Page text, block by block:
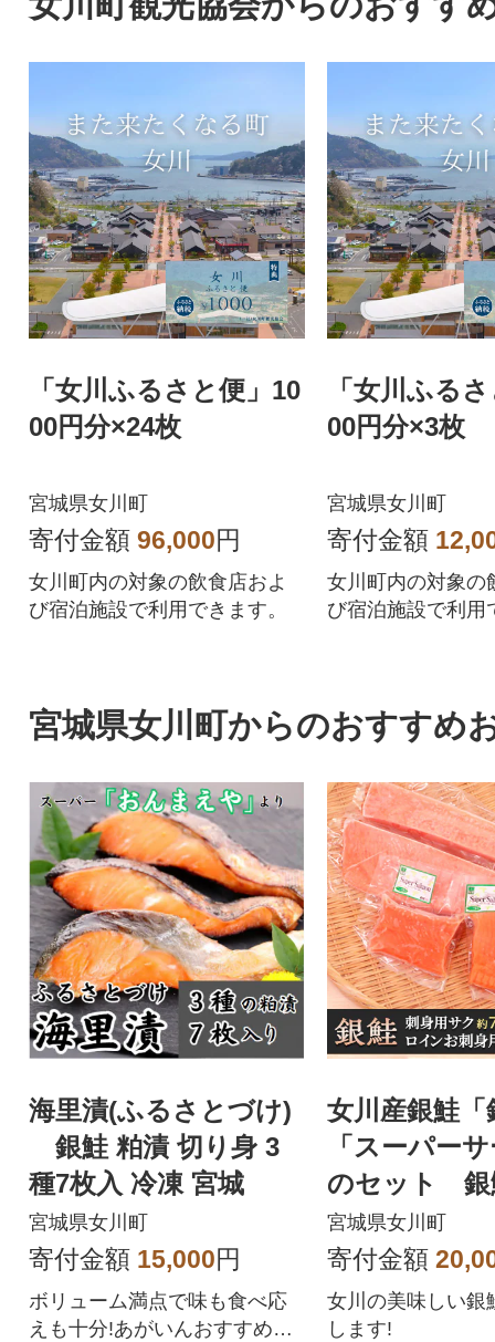
「女川ふるさと便」10
00円分×24枚
宮城県女川町
寄付金額 96,000円
女川町内の対象の飲食店およ
び宿泊施設で利用できます。
「女川ふる
00円分×3枚
宮城県女川町
寄付金額
女川町内の対象の
び宿泊施設で利用
宮城県女川町からのおすすめ
海里漬(ふるさとづけ)
銀鮭 粕漬 切り身 3
種7枚入 冷凍 宮城
宮城県女川町
寄付金額 15,000円
ボリューム満点で味も食べ応
えも十分!あがいんおすすめの
女川産銀鮭「
「スーパー
のセット 銀
国産 宮城 刺
宮城県女川町
寄付金額
女川の美味しい銀
します!